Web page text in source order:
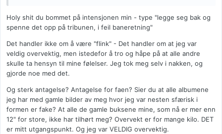
Holy shit du bommet på intensjonen min - type "legge seg bak og
spenne det opp på tribunen, i feil baneretning"
Det handler ikke om å være "flink" - Det handler om at jeg var
veldig overvektig, men istedefor å tro og håpe på at alle andre
skulle ta hensyn til mine følelser. Jeg tok meg selv i nakken, og
gjorde noe med det.
Og sterk antagelse? Antagelse for faen? Sier du at alle albumene
jeg har med gamle bilder av meg hvor jeg var nesten sfærisk i
formen er fake? At alle de gamle buksene mine, som nå er mer enn
12" for store, ikke har tilhørt meg? Overvekt er for mange kilo. DET
er mitt utgangspunkt. Og jeg var VELDIG overvektig.